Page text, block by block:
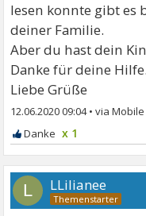
lesen konnte gibt es
deiner Familie.
Aber du hast dein
Danke für deine Hilfe.
Liebe Grüße
12.06.2020 09:04•
x 1
L LLilianee